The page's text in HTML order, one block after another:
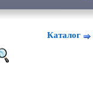
Каталог